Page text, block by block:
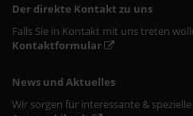
Der direkte Kontakt zu uns
Falls Sie in Kontakt mit uns treten
Kontaktformular
News und Aktuelles
Wir sorgen für interessante & spezielle